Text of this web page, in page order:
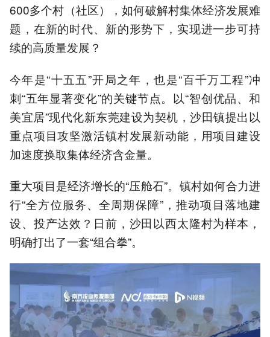
600多个村（社区），如何破解村集体经济发展难
题，在新的时代、新的形势下，实现进一步可持
续的高质量发展？
今年是“十五五”开局之年，也是“百千万工程”冲
刺“五年显著变化”的关键节点。以“智创优品、和
美宜居”现代化新东莞建设为契机，沙田镇提出以
重点项目攻坚激活镇村发展新动能，用项目建设
加速度换取集体经济含金量。
重大项目是经济增长的“压舱石”。镇村如何合力进
行“全方位服务、全周期保障”，推动项目落地建
设、投产达效？日前，沙田以西太隆村为样本，
明确打出了一套“组合拳”。